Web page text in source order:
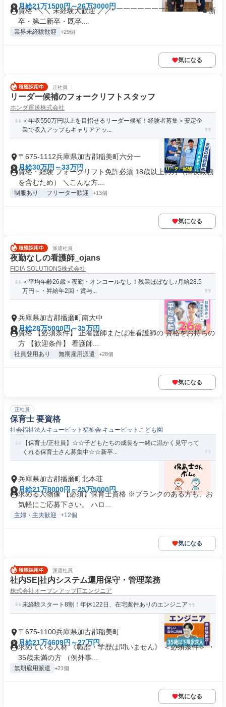
月給21万1500円～26万3000円
資格 *＼＼ 未経験大歓迎 ／／* ￣￣￣￣￣￣￣￣￣￣￣￣ ■ 新
卒・第二新卒・既卒...
業界未経験歓迎 +29個
気になる
正社員
リーダー候補のフォークリフトスタッフ
ホンダ運送株式会社
＜年収550万円以上を目指せるリーダー候補！経験者募集＞安定企
業で収入アップもキャリアアッ...
〒675-1112兵庫県加古郡稲美町六分一
月給30万円～33万円
資格・経験 フォークリフト免許必須 18歳以上の方（深夜勤務
を含むため） ＼こんな方...
制服あり フリーター歓迎 +13個
気になる
派遣社員
夜勤なしの看護師_ojans
FIDIA SOLUTIONS株式会社
＜平均年齢26歳＞夜勤・オンコールなし！残業ほぼなし♪月給28.5
万円～・昇給年2回・賞与...
兵庫県加古郡播磨町南大中
月給28万5000円～35万円
資格 【必須条件】 正看護師または准看護師の 資格をお持ちの
方 【歓迎条件】 看護師...
社員登用あり 無期雇用派遣 +28個
気になる
正社員
保育士 要資格
社会福祉法人キューピット福祉会 キューピットこども園
【保育士/正社員】☆☆子どもたちの成長を一緒に温かく見守って
くれる保育士さん募集中☆☆新卒...
兵庫県加古郡播磨町北本荘
月給21万8000円～25万5000円
求める人物像 【必須】保育士資格 ※ブランクのある方も、お
気軽にご応募下さい。 ハロ...
主婦・主夫歓迎 +12個
気になる
派遣社員
社内SE|社内システム運用保守・管理業務
株式会社オープンアップITエンジニア
未経験スタート8割！年休122日、在宅案件ありのエンジニア
〒675-1100兵庫県加古郡稲美町
月給21万4609円～27万円
求めている人材 《職歴・学歴は問いません》 ＜必須条件＞ ・
35歳未満の方 （例外事...
無期雇用派遣 +21個
気になる